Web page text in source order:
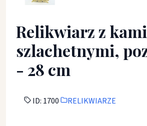
Relikwiarz z
szlachetnymi,
- 28 cm
ID: 1700 RELIKWIARZE